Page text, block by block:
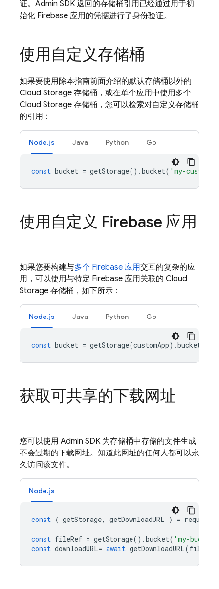
证。Admin SDK 返回的存储桶引用已经通过用于初
始化 Firebase 应用的凭据进行了身份验证。
使用自定义存储桶
如果要使用除本指南前面介绍的默认存储桶以外的
Cloud Storage 存储桶，或在单个应用中使用多个
Cloud Storage 存储桶，您可以检索对自定义存储桶
的引用：
Node.js Java Python Go
const bucket = getStorage().bucket( 'my-custom-
使用自定义 Firebase 应用
如果您要构建与多个 Firebase 应用交互的复杂的应
用，可以使用与特定 Firebase 应用关联的 Cloud
Storage 存储桶，如下所示：
Node.js Java Python Go
const bucket = getStorage(customApp).bucket
获取可共享的下载网址
您可以使用 Admin SDK 为存储桶中存储的文件生成
不会过期的下载网址。知道此网址的任何人都可以永
久访问该文件。
Node.js
const { getStorage, getDownloadURL } = require
const fileRef = getStorage().bucket( 'my-bucket'
const downloadURL= await getDownloadURL(fileRef